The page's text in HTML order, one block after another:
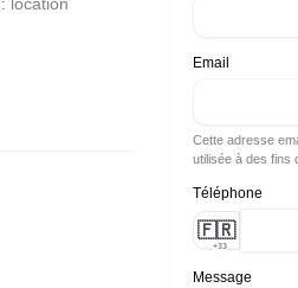
Email
Cette adresse
utilisée à des fins
Téléphone
🇫🇷
+33
Message